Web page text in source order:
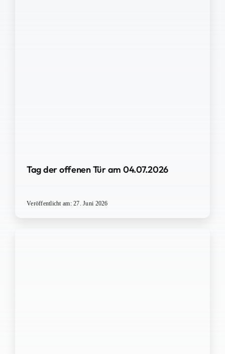
Tag der offenen Tür am 04.07.2026
Veröffentlicht am: 27. Juni 2026